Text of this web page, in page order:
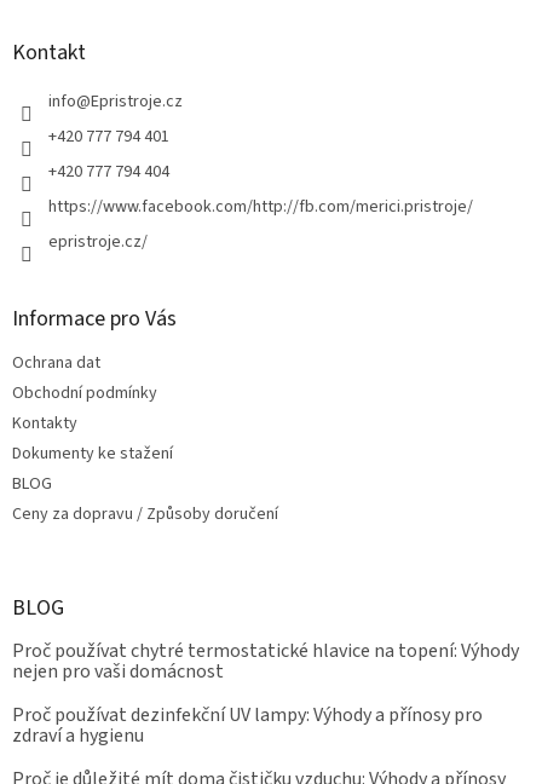
Kontakt
info@Epristroje.cz
+420 777 794 401
+420 777 794 404
https://www.facebook.com/http://fb.com/merici.pristroje/
epristroje.cz/
Informace pro Vás
Ochrana dat
Obchodní podmínky
Kontakty
Dokumenty ke stažení
BLOG
Ceny za dopravu / Způsoby doručení
BLOG
Proč používat chytré termostatické hlavice na topení: Výhody
nejen pro vaši domácnost
Proč používat dezinfekční UV lampy: Výhody a přínosy pro
zdraví a hygienu
Proč je důležité mít doma čističku vzduchu: Výhody a přínosy